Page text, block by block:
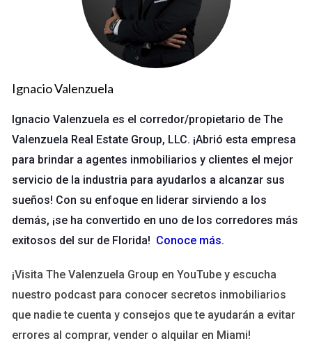
las inspecciones y el financiamiento. Estas contingencias son
esenciales porque protegen a ambas partes involucradas en
la negociación. Sin embargo, también pueden ser fuentes de
estrés y confusión si no se manejan adecuadamente.
Impacto de las Inspecciones
Las inspecciones son una parte crucial del proceso de compra
de una propiedad. Pueden revelar problemas ocultos que
podrían afectar el valor o la habitabilidad del inmueble. Si
surgen problemas durante la inspección, esto puede llevar a
renegociaciones sobre el precio o incluso a la cancelación del
acuerdo.
El financiamiento es otro aspecto crítico que puede influir en
una negociación. Si un comprador no puede asegurar un
préstamo debido a problemas crediticios o cambios en su
situación financiera, esto puede poner en riesgo toda la
Ignacio Valenzuela
Ignacio Valenzuela es el corredor/propietario de The
Valenzuela Real Estate Group, LLC. ¡Abrió esta empresa
para brindar a agentes inmobiliarios y clientes el mejor
servicio de la industria para ayudarlos a alcanzar sus
sueños! Con su enfoque en liderar sirviendo a los
demás, ¡se ha convertido en uno de los corredores más
exitosos del sur de Florida! Conoce más.
¡Visita The Valenzuela Group en YouTube y escucha
nuestro podcast para conocer secretos inmobiliarios
que nadie te cuenta y consejos que te ayudarán a evitar
errores al comprar, vender o alquilar en Miami!